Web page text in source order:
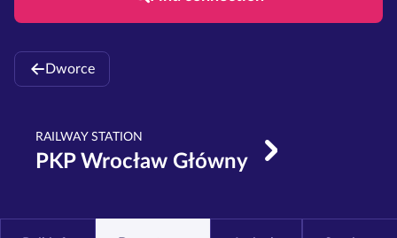
Dworce
RAILWAY STATION
PKP Wrocław Główny